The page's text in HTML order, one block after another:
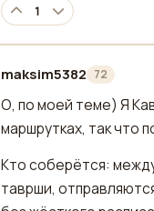
1
maksim5382 72
отредактировано
О, по моей теме) Я
маршрутках, так что
Кто соберётся:
таврши,